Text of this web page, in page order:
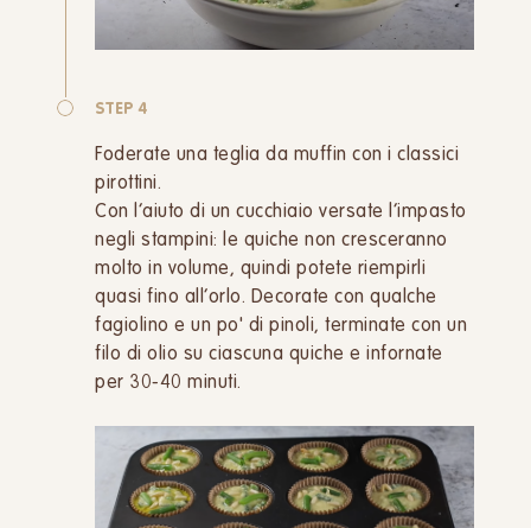
STEP 4
Foderate una teglia da muffin con i classici
pirottini.
Con l’aiuto di un cucchiaio versate l’impasto
negli stampini: le quiche non cresceranno
molto in volume, quindi potete riempirli
quasi fino all’orlo. Decorate con qualche
fagiolino e un po' di pinoli, terminate con un
filo di olio su ciascuna quiche e infornate
per 30-40 minuti.